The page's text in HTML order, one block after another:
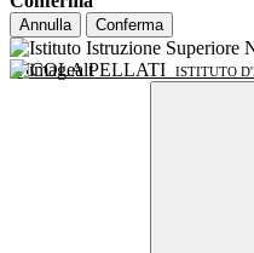
Annulla Conferma
NICOLA PELLATI ISTITUTO